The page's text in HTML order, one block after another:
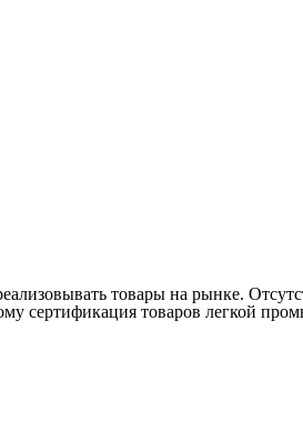
товары на рынке.
сертификация товаров легкой